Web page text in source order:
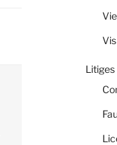
Litiges